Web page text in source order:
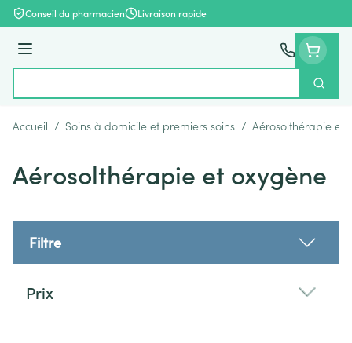
Aller au contenu
Conseil du pharmacien Livraison rapide
Menu
Accueil / Soins à domicile et premiers soins / Aérosolthérapie et
Aérosolthérapie et oxygène
Filtre
Prix